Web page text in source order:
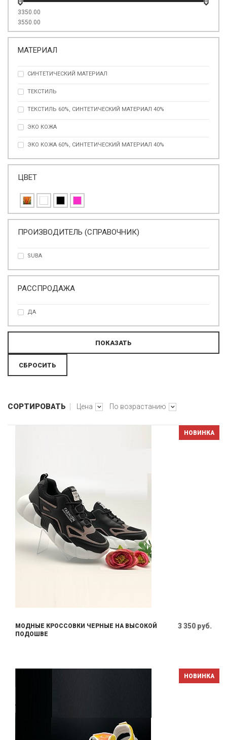
3350.00
3550.00
МАТЕРИАЛ
СИНТЕТИЧЕСКИЙ МАТЕРИАЛ
ТЕКСТИЛЬ
ТЕКСТИЛЬ 60%, СИНТЕТИЧЕСКИЙ МАТЕРИАЛ 40%
ЭКО КОЖА
ЭКО КОЖА 60%, СИНТЕТИЧЕСКИЙ МАТЕРИАЛ 40%
ЦВЕТ
ПРОИЗВОДИТЕЛЬ (СПРАВОЧНИК)
SUBA
РАССПРОДАЖА
ДА
СОРТИРОВАТЬ Цена По возрастанию
НОВИНКА
МОДНЫЕ КРОССОВКИ ЧЕРНЫЕ НА ВЫСОКОЙ
ПОДОШВЕ
3 350 руб.
НОВИНКА